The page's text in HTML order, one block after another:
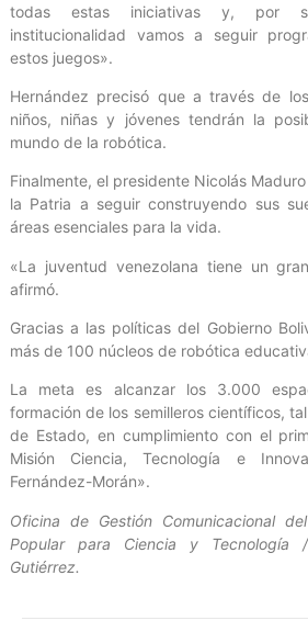
todas estas iniciativas y, por
institucionalidad vamos a seguir
estos juegos».
Hernández precisó que a través de
niños, niñas y jóvenes tendrán la
mundo de la robótica.
Finalmente, el presidente Nicolás
la Patria a seguir construyendo sus
áreas esenciales para la vida.
«La juventud venezolana tiene un
afirmó.
Gracias a las políticas del Gobierno
más de 100 núcleos de robótica
La meta es alcanzar los 3.000
formación de los semilleros científicos,
de Estado, en cumplimiento con el
Misión Ciencia, Tecnología e
Fernández-Morán».
Oficina de Gestión Comunicacional
Popular para Ciencia y Tecnología /
Gutiérrez.